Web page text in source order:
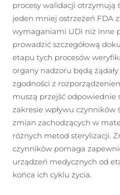
procesy walidacji otrzymują
jeden mniej ostrzeżeń FDA
wymaganiami UDI niż inne
prowadzić szczegółową
etapu tych procesów
organy nadzoru będą
zgodności z
muszą przejść odpowiednie
zakresie wpływu czynników
zmian zachodzących w
różnych metod sterylizacji.
czynników pomaga
urządzeń medycznych od
końca ich cyklu życia.